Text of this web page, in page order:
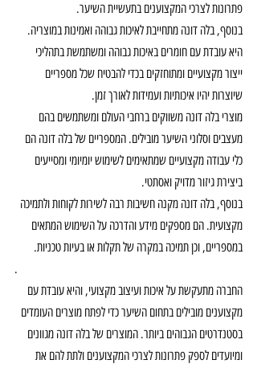
פתרונות לצרכי המקצוענים בתעשיית השיער.
בנוסף, בלה דונה מתחייבת לאיכות גבוהה ואמינות במוצריה.
היא עובדת עם חומרים באיכות גבוהה ומשתמשת בתהליכי
ייצור מקצועיים ומתוחזקים בכדי להבטיח שכל מספריים
שיוצרות יהיו איכותיות ועמידות לאורך זמן.
מוצרי בלה דונה משווקים ברחבי העולם ומשתמשים בהם
מעצבים וסלוני השיער מובילים. המספריים של בלה דונה הם
כלי עבודה מקצועיים שמתאימים לשימוש יומיומי ומסייעים
ביצירת גיזור מדויק ואסתטי.
בנוסף, בלה דונה מקנה חשיבות רבה לשירות לקוחות ולתמיכה
מקצועית. הם מספקים מידע והדרכה על השימוש המתאים
במספריים, וכן תמיכה במקרה של תקלות או בעיות טכניות.
.
החברה מתעקשת על איכות ועיצוב מקצועי, והיא עובדת עם
מקצוענים מובילים בתחום השיער כדי לפתח מוצרים העומדים
בסטנדרטים הגבוהים ביותר. המוצרים של בלה דונה מגוונים
ומיועדים לספק פתרונות לצרכי המקצוענים ולתת להם את